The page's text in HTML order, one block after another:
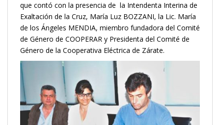
que contó con la presencia de la Intendenta Interina de
Exaltación de la Cruz, María Luz BOZZANI, la Lic. María
de los Ángeles MENDIA, miembro fundadora del Comité
de Género de COOPERAR y Presidenta del Comité de
Género de la Cooperativa Eléctrica de Zárate.